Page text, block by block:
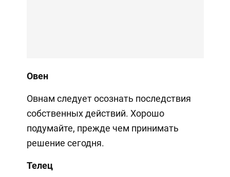
Овен
Овнам следует осознать последствия
собственных действий. Хорошо
подумайте, прежде чем принимать
решение сегодня.
Телец